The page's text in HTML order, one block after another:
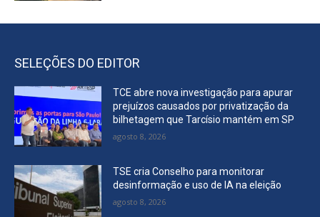
SELEÇÕES DO EDITOR
TCE abre nova investigação para apurar
prejuízos causados por privatização da
bilhetagem que Tarcísio mantém em SP
agosto 8, 2026
TSE cria Conselho para monitorar
desinformação e uso de IA na eleição
agosto 8, 2026